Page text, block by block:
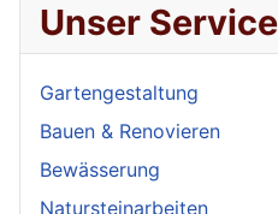
Unser Service
Gartengestaltung
Bauen & Renovieren
Bewässerung
Natursteinarbeiten